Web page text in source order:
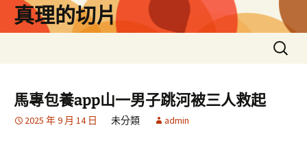
真理的切片
搜
尋
馬專包養app山一男子跳河被三人救起
2025 年 9 月 14 日 未分類 admin